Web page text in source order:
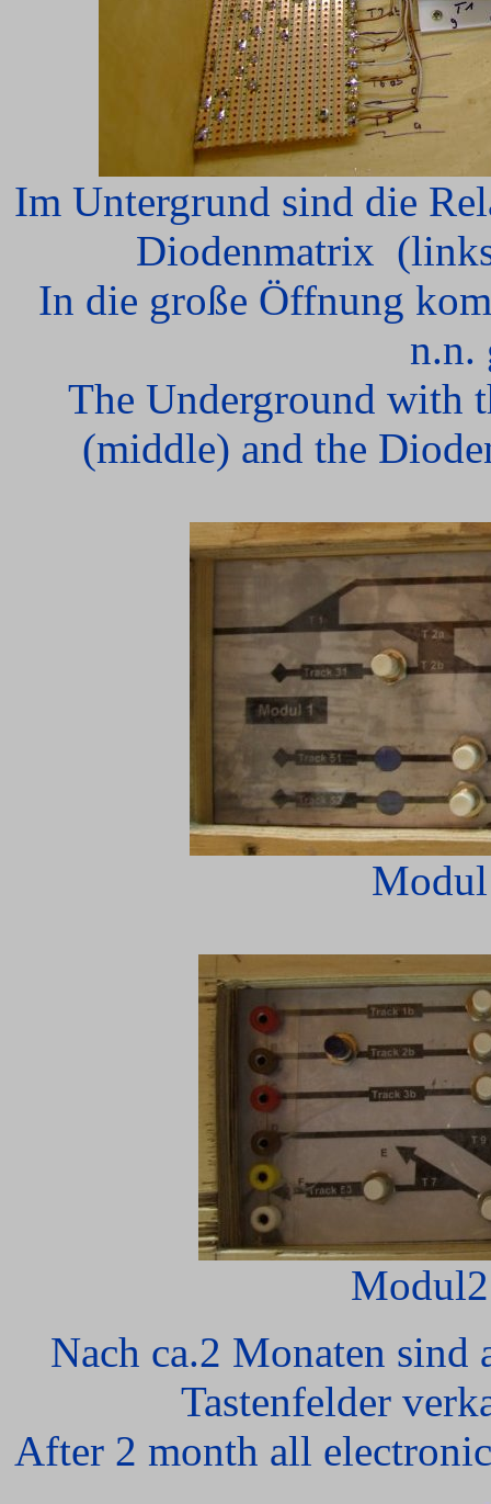
Im Untergrund sind die
Diodenmatrix
In die große Öffnung
n.n.
The Underground with
(middle) and the
Nach ca.2 Monaten
Tastenfelder
After 2 month all